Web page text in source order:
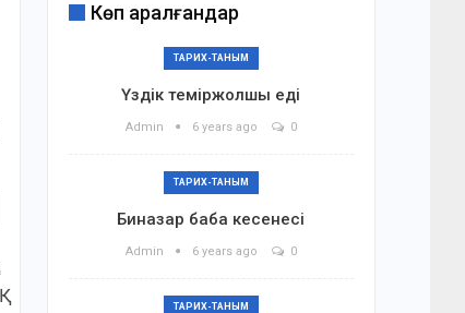
Көп қаралғандар
ТАРИХ-ТАНЫМ
Үздік теміржолшы еді
Admin 6 years ago 0
ТАРИХ-ТАНЫМ
Биназар баба кесенесі
Admin 6 years ago 0
ТАРИХ-ТАНЫМ